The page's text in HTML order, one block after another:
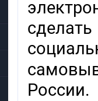
России.